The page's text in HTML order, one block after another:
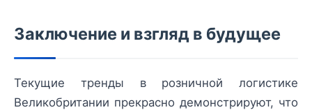
Заключение и взгляд в будущее
Текущие тренды в розничной логистике
Великобритании прекрасно демонстрируют, что